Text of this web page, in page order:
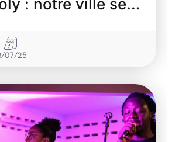
: notre ville se
07/25